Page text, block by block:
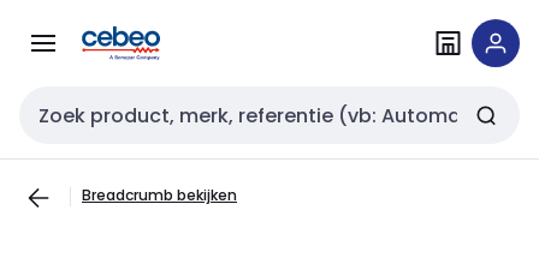
naar
naar
Zoekveld invoer
Breadcrumb bekijken